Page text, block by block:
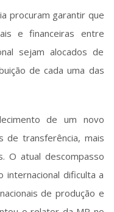
procuram garantir que
e financeiras entre
sejam alocados de
de cada uma das
de um novo
de transferência, mais
O atual descompasso
dificulta a
de produção e